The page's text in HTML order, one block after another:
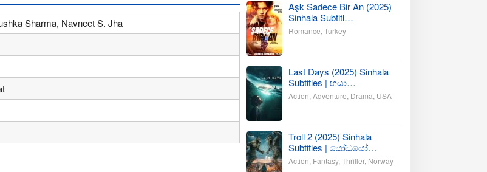
Sharma, Navneet S. Jha
Aşk Sadece Bir An (2025)
Sinhala Subtitl…
Romance Turkey
Last Days (2025) Sinhala
Subtitles | භයා…
Action Adventure Drama USA
Troll 2 (2025) Sinhala
Subtitles | යෝධයෝ…
Action Fantasy, Thriller, Norway